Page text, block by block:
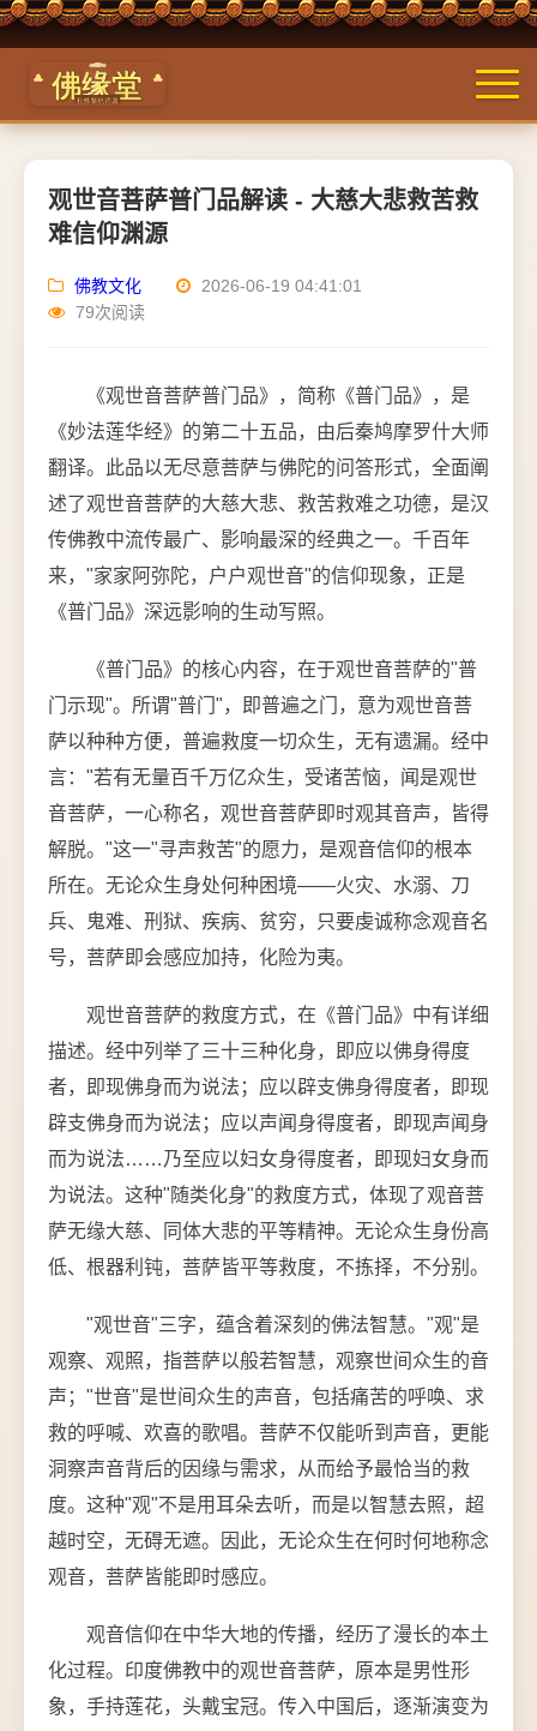
观世音菩萨普门品解读 - 大慈大悲救苦救
难信仰渊源
佛教文化
2026-06-19 04:41:01
79次阅读
《观世音菩萨普门品》，简称《普门品》，是
《妙法莲华经》的第二十五品，由后秦鸠摩罗什大师
翻译。此品以无尽意菩萨与佛陀的问答形式，全面阐
述了观世音菩萨的大慈大悲、救苦救难之功德，是汉
传佛教中流传最广、影响最深的经典之一。千百年
来，"家家阿弥陀，户户观世音"的信仰现象，正是
《普门品》深远影响的生动写照。
《普门品》的核心内容，在于观世音菩萨的"普
门示现"。所谓"普门"，即普遍之门，意为观世音菩
萨以种种方便，普遍救度一切众生，无有遗漏。经中
言："若有无量百千万亿众生，受诸苦恼，闻是观世
音菩萨，一心称名，观世音菩萨即时观其音声，皆得
解脱。"这一"寻声救苦"的愿力，是观音信仰的根本
所在。无论众生身处何种困境——火灾、水溺、刀
兵、鬼难、刑狱、疾病、贫穷，只要虔诚称念观音名
号，菩萨即会感应加持，化险为夷。
观世音菩萨的救度方式，在《普门品》中有详细
描述。经中列举了三十三种化身，即应以佛身得度
者，即现佛身而为说法；应以辟支佛身得度者，即现
辟支佛身而为说法；应以声闻身得度者，即现声闻身
而为说法……乃至应以妇女身得度者，即现妇女身而
为说法。这种"随类化身"的救度方式，体现了观音菩
萨无缘大慈、同体大悲的平等精神。无论众生身份高
低、根器利钝，菩萨皆平等救度，不拣择，不分别。
"观世音"三字，蕴含着深刻的佛法智慧。"观"是
观察、观照，指菩萨以般若智慧，观察世间众生的音
声；"世音"是世间众生的声音，包括痛苦的呼唤、求
救的呼喊、欢喜的歌唱。菩萨不仅能听到声音，更能
洞察声音背后的因缘与需求，从而给予最恰当的救
度。这种"观"不是用耳朵去听，而是以智慧去照，超
越时空，无碍无遮。因此，无论众生在何时何地称念
观音，菩萨皆能即时感应。
观音信仰在中华大地的传播，经历了漫长的本土
化过程。印度佛教中的观世音菩萨，原本是男性形
象，手持莲花，头戴宝冠。传入中国后，逐渐演变为